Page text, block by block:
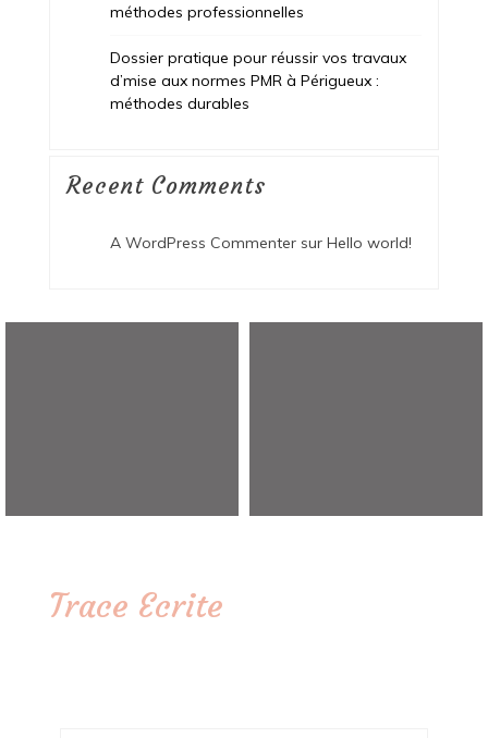
méthodes professionnelles
Dossier pratique pour réussir vos travaux
d’mise aux normes PMR à Périgueux :
méthodes durables
Recent Comments
A WordPress Commentersur Hello world!
Trace Ecrite